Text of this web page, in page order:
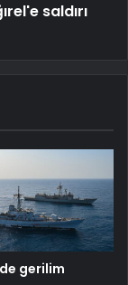
saldırı
gerilim